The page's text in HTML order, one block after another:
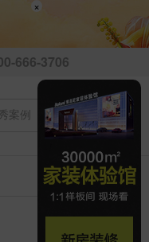
×
666-3706